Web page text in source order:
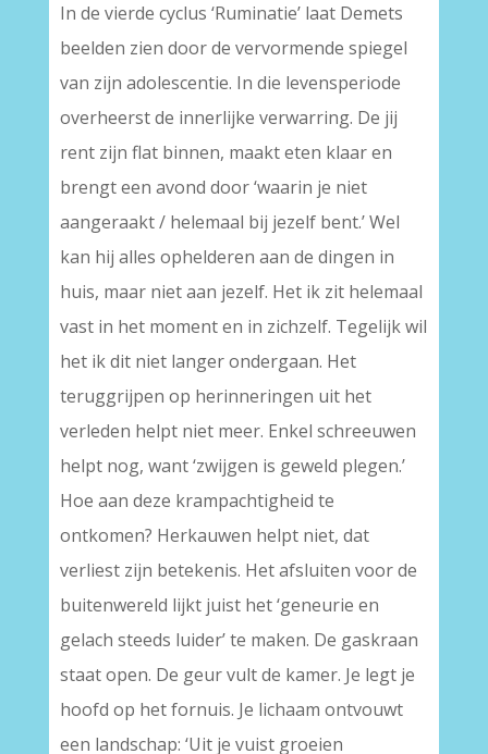
In de vierde cyclus ‘Ruminatie’ laat Demets
beelden zien door de vervormende spiegel
van zijn adolescentie. In die levensperiode
overheerst de innerlijke verwarring. De jij
rent zijn flat binnen, maakt eten klaar en
brengt een avond door ‘waarin je niet
aangeraakt / helemaal bij jezelf bent.’ Wel
kan hij alles ophelderen aan de dingen in
huis, maar niet aan jezelf. Het ik zit helemaal
vast in het moment en in zichzelf. Tegelijk wil
het ik dit niet langer ondergaan. Het
teruggrijpen op herinneringen uit het
verleden helpt niet meer. Enkel schreeuwen
helpt nog, want ‘zwijgen is geweld plegen.’
Hoe aan deze krampachtigheid te
ontkomen? Herkauwen helpt niet, dat
verliest zijn betekenis. Het afsluiten voor de
buitenwereld lijkt juist het ‘geneurie en
gelach steeds luider’ te maken. De gaskraan
staat open. De geur vult de kamer. Je legt je
hoofd op het fornuis. Je lichaam ontvouwt
een landschap: ‘Uit je vuist groeien